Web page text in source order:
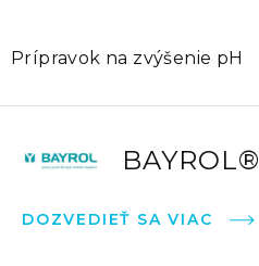
Prípravok na zvýšenie pH
BAYROL®
DOZVEDIEŤ SA VIAC